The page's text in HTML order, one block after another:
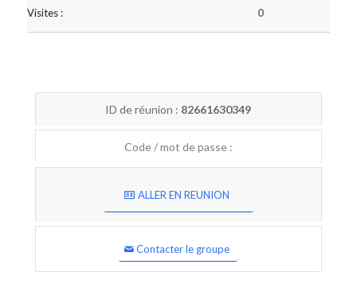
Visites : 0
ID de réunion : 82661630349
Code / mot de passe :
ALLER EN REUNION
Contacter le groupe